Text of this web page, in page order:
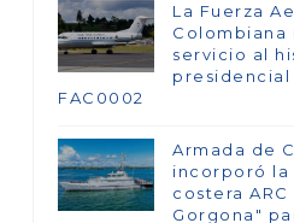
La Fuerza
servicio al
presidencial
FAC0002
Armada de
incorporó la
costera ARC
Gorgona"